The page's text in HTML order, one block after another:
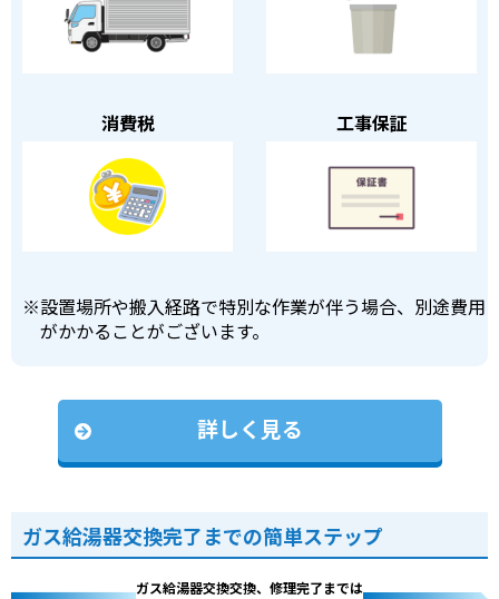
消費税 工事保証
※設置場所や搬入経路で特別な作業が伴う場合、別途費用
がかかることがございます。
詳しく見る
ガス給湯器交換完了までの簡単ステップ
ガス給湯器交換交換、修理完了までは